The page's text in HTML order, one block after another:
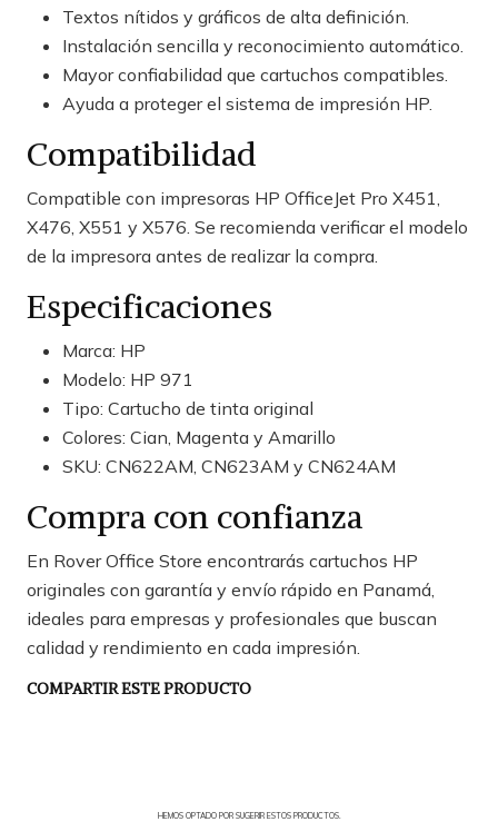
Textos nítidos y gráficos de alta definición.
Instalación sencilla y reconocimiento automático.
Mayor confiabilidad que cartuchos compatibles.
Ayuda a proteger el sistema de impresión HP.
Compatibilidad
Compatible con impresoras HP OfficeJet Pro X451,
X476, X551 y X576. Se recomienda verificar el modelo
de la impresora antes de realizar la compra.
Especificaciones
Marca: HP
Modelo: HP 971
Tipo: Cartucho de tinta original
Colores: Cian, Magenta y Amarillo
SKU: CN622AM, CN623AM y CN624AM
Compra con confianza
En Rover Office Store encontrarás cartuchos HP
originales con garantía y envío rápido en Panamá,
ideales para empresas y profesionales que buscan
calidad y rendimiento en cada impresión.
COMPARTIR ESTE PRODUCTO
HEMOS OPTADO POR SUGERIR ESTOS PRODUCTOS.